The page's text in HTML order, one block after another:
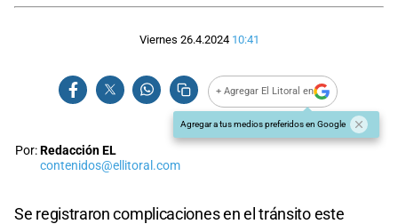
Viernes 26.4.2024 10:41
+ Agregar El Litoral en
Agregar a tus medios preferidos en Google
Por:Redacción EL
contenidos@ellitoral.com
Se registraron complicaciones en el tránsito este